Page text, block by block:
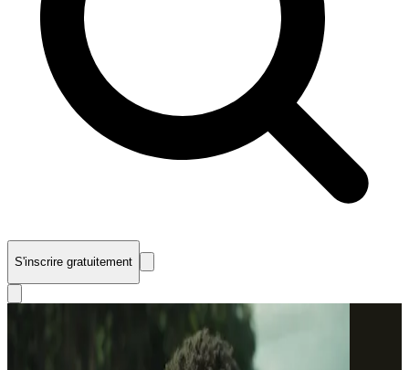
S'inscrire gratuitement